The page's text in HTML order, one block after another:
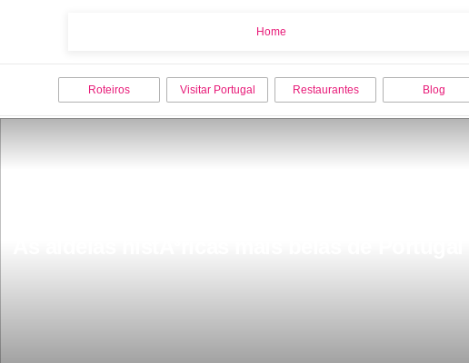
Home
Roteiros Visitar Portugal Restaurantes Blog